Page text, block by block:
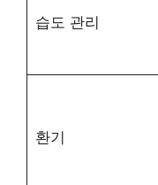
습도 관리
환기